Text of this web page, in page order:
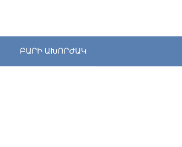
ԲԱՐԻ ԱԽՈՐԺԱԿ